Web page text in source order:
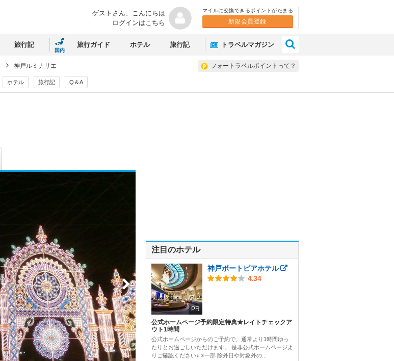
ゲストさん、 こんにちは
ログインはこちら
マイルに交換できるポイントがたまる
新規会員登録
旅行記
国内
旅行ガイド ホテル 旅行記 トラベルマガジン
フォートラベルポイントって？
神戸ルミナリエ
ホテル 旅行記 Q＆A
注目のホテル
PR
神戸ポートピアホテル
4.34
公式ホームページ予約限定特典★レイトチェックア
ウト1時間
公式ホームページからのご予約で、通常より1時間ゆっ
たりとお過ごしいただけます。 是非公式ホームページよ
りご確認ください♪ ※一部 除外日や対象外の...